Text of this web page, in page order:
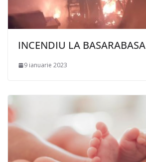
INCENDIU LA BASARABASA
9 ianuarie 2023